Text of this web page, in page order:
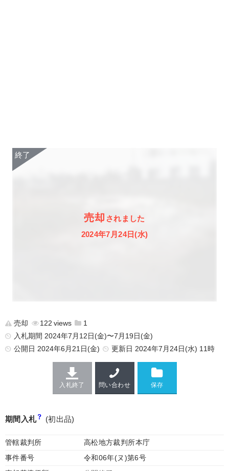
売却 されました
2024年7月24日(水)
売却 122
1
入札期間 2024年7月12日(金)〜7月19日(金)
公開日 2024年6月21日(金) 更新日 2024年7月24日(水) 11時
入札終了 問い合わせ
期間入札 (初出品)
管轄裁判所
高松地方裁判所本庁
事件番号
令和06年(ヌ)第6号